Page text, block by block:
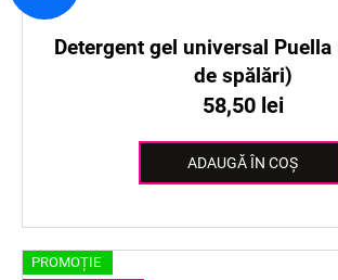
Detergent gel universal
de spălări)
58,50 lei
ADAUGĂ ÎN COŞ
PROMOȚIE